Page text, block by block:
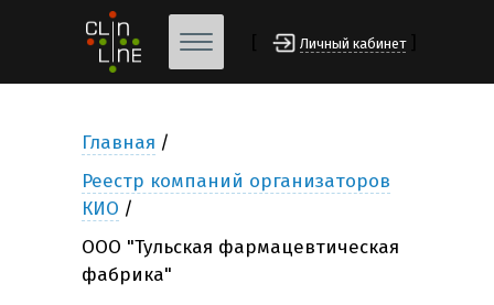
Личный кабинет
Главная
Реестр компаний организаторов
КИО
ООО "Тульская фармацевтическая
фабрика"